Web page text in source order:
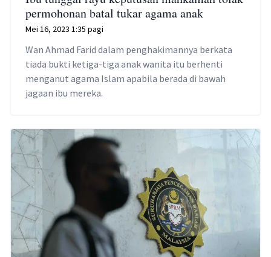
permohonan batal tukar agama anak
Mei 16, 2023 1:35 pagi
Wan Ahmad Farid dalam penghakimannya berkata
tiada bukti ketiga-tiga anak wanita itu berhenti
menganut agama Islam apabila berada di bawah
jagaan ibu mereka.